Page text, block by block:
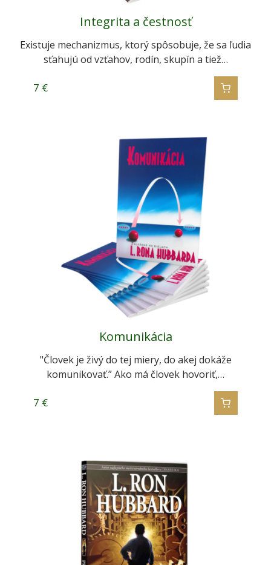
Integrita a čestnosť
Existuje mechanizmus, ktorý spôsobuje, že sa ľudia
sťahujú od vzťahov, rodín, skupín a tiež…
7 €
Komunikácia
"Človek je živý do tej miery, do akej dokáže
komunikovať.” Ako má človek hovoriť,…
7 €